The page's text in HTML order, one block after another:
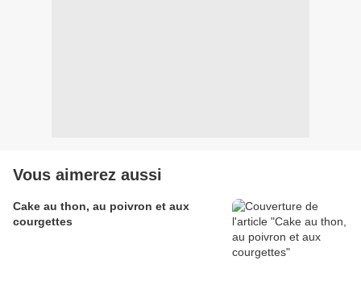
Vous aimerez aussi
Cake au thon, au poivron et aux
courgettes